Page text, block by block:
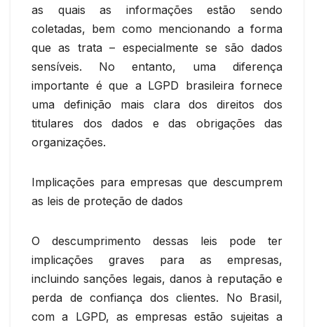
as quais as informações estão sendo
coletadas, bem como mencionando a forma
que as trata – especialmente se são dados
sensíveis. No entanto, uma diferença
importante é que a LGPD brasileira fornece
uma definição mais clara dos direitos dos
titulares dos dados e das obrigações das
organizações.
Implicações para empresas que descumprem
as leis de proteção de dados
O descumprimento dessas leis pode ter
implicações graves para as empresas,
incluindo sanções legais, danos à reputação e
perda de confiança dos clientes. No Brasil,
com a LGPD, as empresas estão sujeitas a